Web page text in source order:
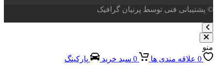
© پشتیبانی فنی توسط پرنیان گرافیک
منو
0 علاقه مندی ها 0 سبد خرید پارکینگ